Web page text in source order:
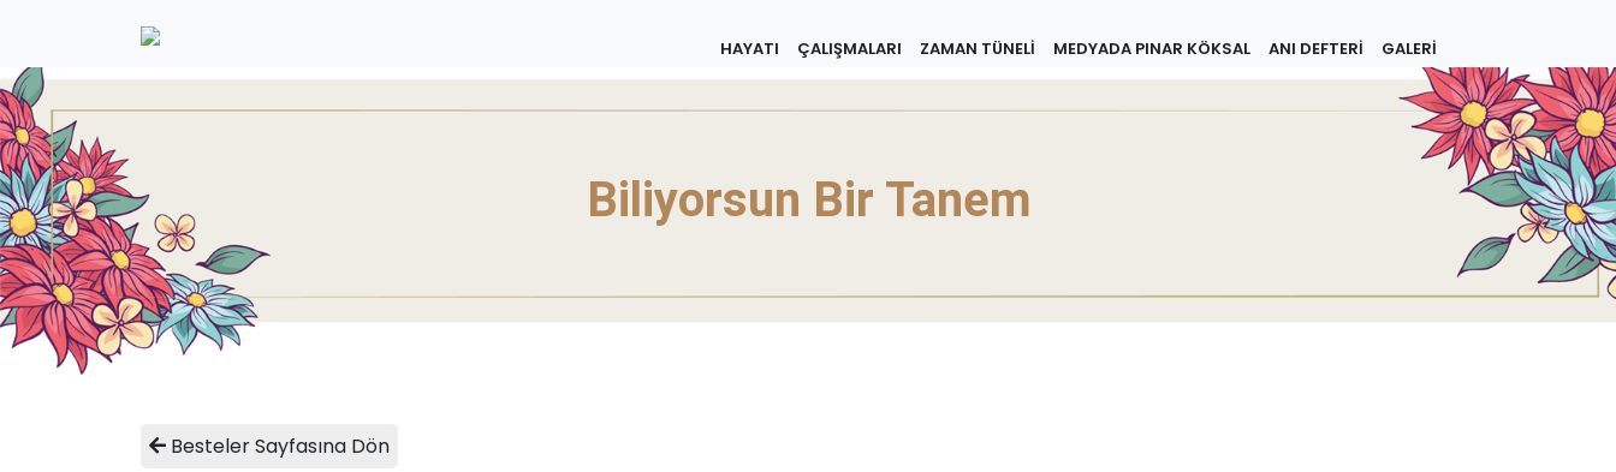
HAYATI ÇALIŞMALARI ZAMAN TÜNELİ MEDYADA PINAR KÖKSAL ANI DEFTERİ GALERİ
Biliyorsun Bir Tanem
Besteler Sayfasına Dön